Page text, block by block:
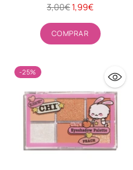
Precio
3,00€1,99€
COMPRAR
Cantidad
-25%